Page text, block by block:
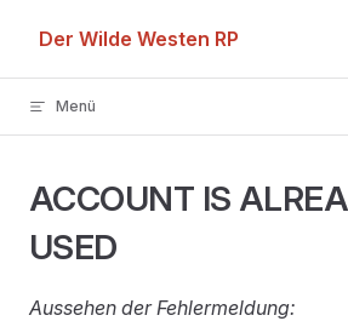
Skip to content
Der Wilde Westen RP
Menü
ACCOUNT IS
USED
Aussehen der Fehlermeldung: